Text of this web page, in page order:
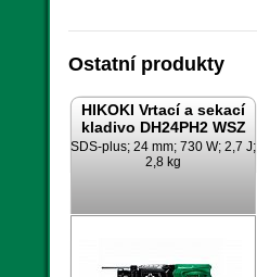
Ostatní produkty
HIKOKI Vrtací a sekací
kladivo DH24PH2 WSZ
SDS-plus; 24 mm; 730 W; 2,7 J;
2,8 kg